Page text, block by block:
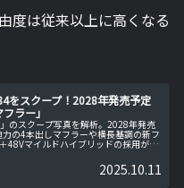
度は従来以上に高くなる
をスクープ！2028年発売予定
ラー」
のスクープ写真を解析。2028年発売
の4本出しマフラーや横長基調の新フ
48Vマイルドハイブリッドの採用が有
点まで平易に解説します。2025.10.11